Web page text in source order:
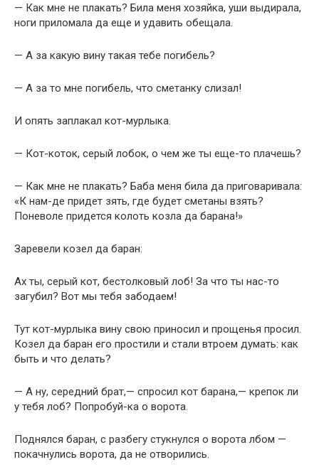
— Как мне не плакать? Била меня хозяйка, уши выдирала,
ноги приломала да еще и удавить обещала.
— А за какую вину такая тебе погибель?
— А за то мне погибель, что сметанку слизал!
И опять заплакал кот-мурлыка.
— Кот-коток, серый лобок, о чем же ты еще-то плачешь?
— Как мне не плакать? Баба меня била да приговаривала:
«К нам-де придет зять, где будет сметаны взять?
Поневоле придется колоть козла да барана!»
Заревели козел да баран:
Ах ты, серый кот, бестолковый лоб! За что ты нас-то
загубил? Вот мы тебя забодаем!
Тут кот-мурлыка вину свою приносил и прощенья просил.
Козел да баран его простили и стали втроем думать: как
быть и что делать?
— А ну, середний брат,— спросил кот барана,— крепок ли
у тебя лоб? Попробуй-ка о ворота.
Поднялся баран, с разбегу стукнулся о ворота лбом —
покачнулись ворота, да не отворились.